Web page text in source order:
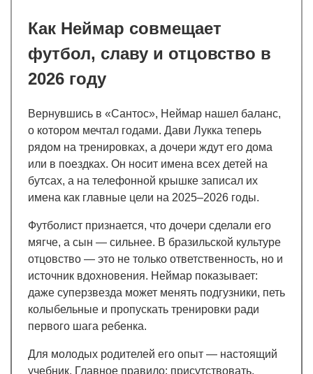
Как Неймар совмещает
футбол, славу и отцовство в
2026 году
Вернувшись в «Сантос», Неймар нашел баланс,
о котором мечтал годами. Дави Лукка теперь
рядом на тренировках, а дочери ждут его дома
или в поездках. Он носит имена всех детей на
бутсах, а на телефонной крышке записал их
имена как главные цели на 2025–2026 годы.
Футболист признается, что дочери сделали его
мягче, а сын — сильнее. В бразильской культуре
отцовство — это не только ответственность, но и
источник вдохновения. Неймар показывает:
даже суперзвезда может менять подгузники, петь
колыбельные и пропускать тренировки ради
первого шага ребенка.
Для молодых родителей его опыт — настоящий
учебник. Главное правило: присутствовать.